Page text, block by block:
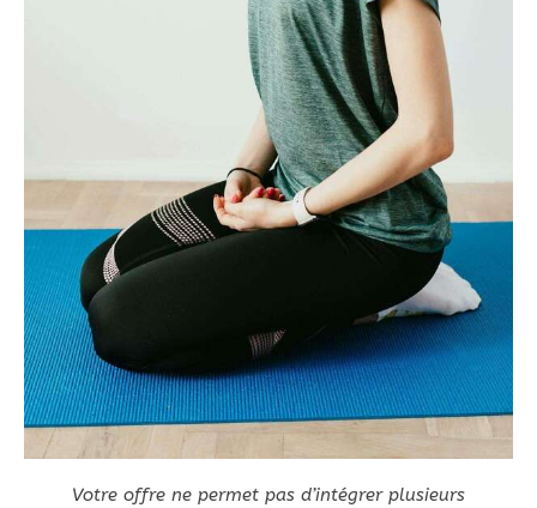
Votre offre ne permet pas d’intégrer plusieurs